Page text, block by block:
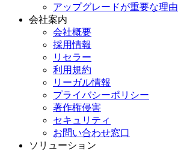
アップグレードが重要な理由
会社案内
会社概要
採用情報
リセラー
利用規約
リーガル情報
プライバシーポリシー
著作権侵害
セキュリティ
お問い合わせ窓口
ソリューション